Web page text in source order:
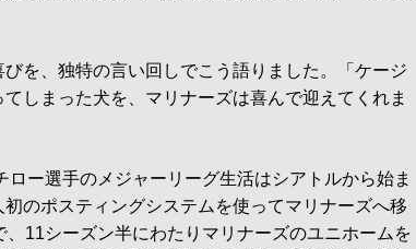
を、独特の言い回しでこう語りました。「ケージ
しまった犬を、マリナーズは喜んで迎えてくれま
ー選手のメジャーリーグ生活はシアトルから始ま
のポスティングシステムを使ってマリナーズへ移
11シーズン半にわたりマリナーズのユニホームを